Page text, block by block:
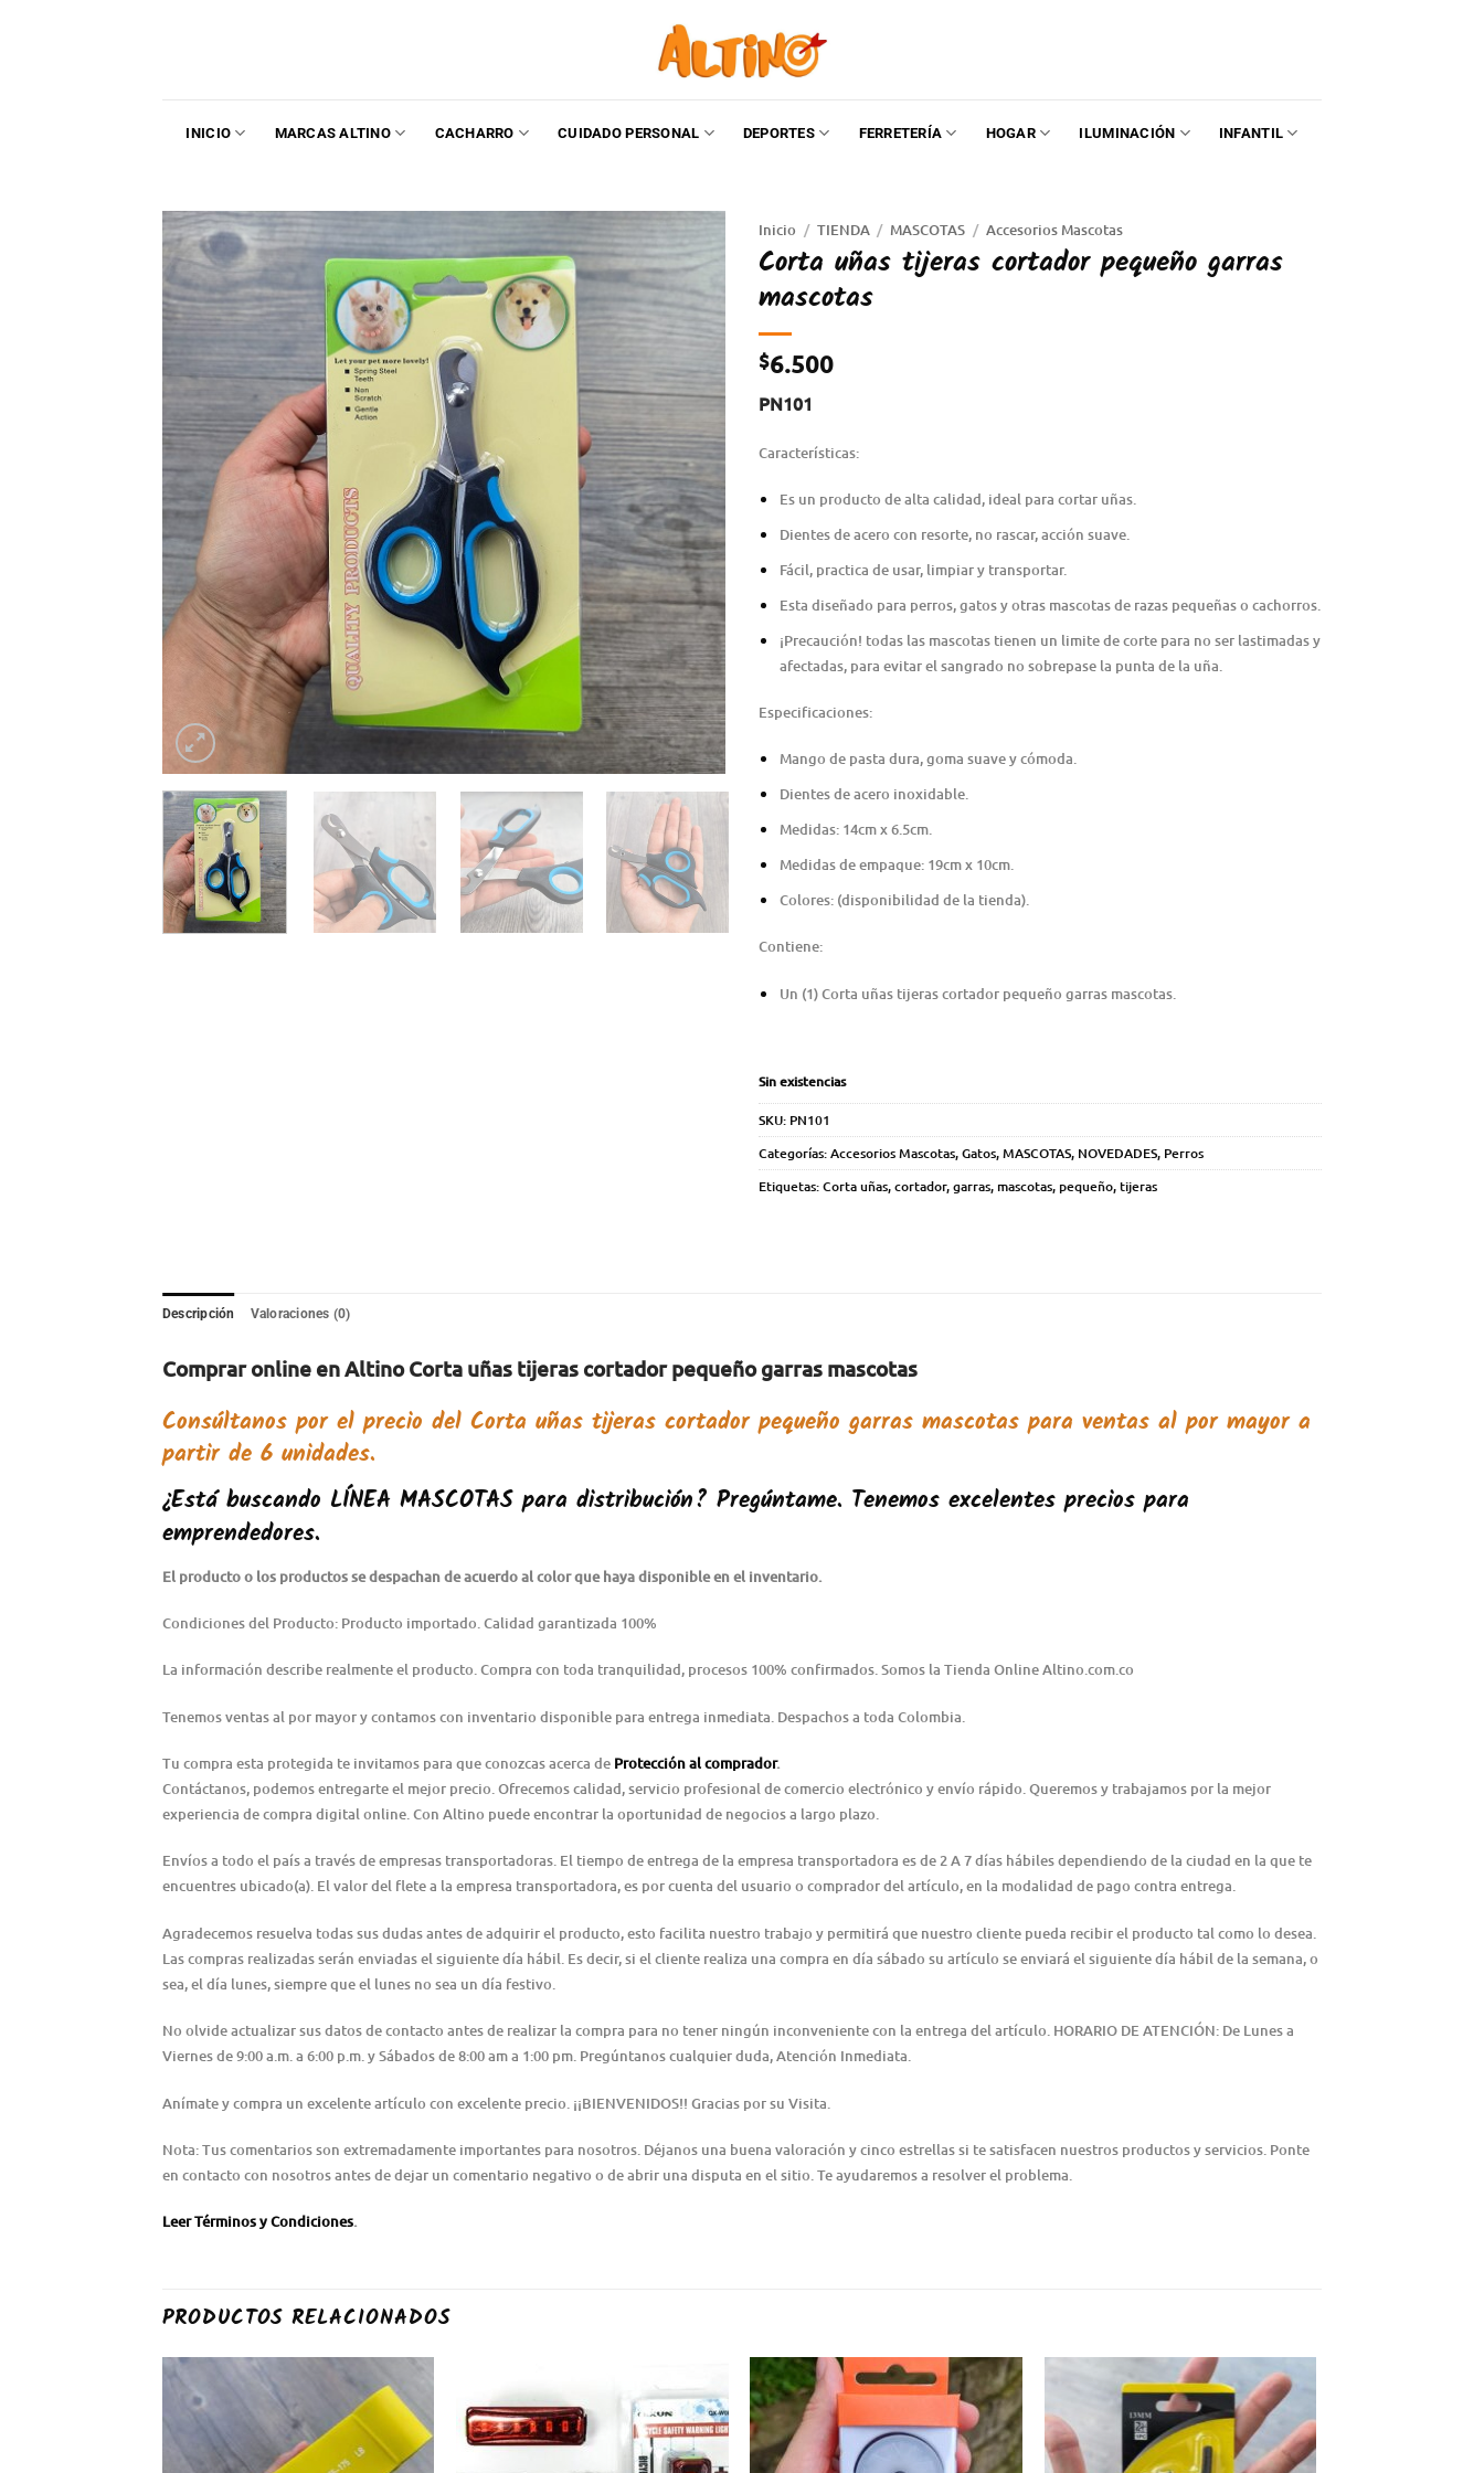
INICIO MARCAS ALTINO CACHARRO CUIDADO PERSONAL DEPORTES FERRETERÍA HOGAR ILUMINACIÓN INFANTIL
Inicio / TIENDA / MASCOTAS / Accesorios Mascotas
Corta uñas tijeras cortador pequeño garras
mascotas
$6.500
PN101
Características:
Es un producto de alta calidad, ideal para cortar uñas.
Dientes de acero con resorte, no rascar, acción suave.
Fácil, practica de usar, limpiar y transportar.
Esta diseñado para perros, gatos y otras mascotas de razas pequeñas o cachorros.
¡Precaución! todas las mascotas tienen un limite de corte para no ser lastimadas y
afectadas, para evitar el sangrado no sobrepase la punta de la uña.
Especificaciones:
Mango de pasta dura, goma suave y cómoda.
Dientes de acero inoxidable.
Medidas: 14cm x 6.5cm.
Medidas de empaque: 19cm x 10cm.
Colores: (disponibilidad de la tienda).
Contiene:
Un (1) Corta uñas tijeras cortador pequeño garras mascotas.
Sin existencias
SKU: PN101
Categorías:Accesorios Mascotas,Gatos,MASCOTAS, NOVEDADES, Perros
Etiquetas:Corta uñas,cortador,garras, mascotas, pequeño,tijeras
Descripción Valoraciones (0)
Comprar online en Altino Corta uñas tijeras cortador pequeño garras mascotas
Consúltanos por el precio del Corta uñas tijeras cortador pequeño garras mascotaspara ventas al por mayor a
partir de 6 unidades.
¿Está buscando LÍNEA MASCOTAS para distribución? Pregúntame. Tenemos excelentes precios para
emprendedores.
El producto o los productos se despachan de acuerdo al color que haya disponible en el inventario.
Condiciones del Producto: Producto importado. Calidad garantizada 100%
La información describe realmente el producto. Compra con toda tranquilidad, procesos 100% confirmados. Somos la Tienda Online Altino.com.co
Tenemos ventas al por mayor y contamos con inventario disponible para entrega inmediata. Despachos a toda Colombia.
Tu compra esta protegida te invitamos para que conozcas acerca de Protección al comprador.
Contáctanos, podemos entregarte el mejor precio. Ofrecemos calidad, servicio profesional de comercio electrónico y envío rápido. Queremos y trabajamos por la mejor
experiencia de compra digital online. Con Altino puede encontrar la oportunidad de negocios a largo plazo.
Envíos a todo el país a través de empresas transportadoras. El tiempo de entrega de la empresa transportadora es de 2 A 7 días hábiles dependiendo de la ciudad en la que te
encuentres ubicado(a). El valor del flete a la empresa transportadora, es por cuenta del usuario o comprador del artículo, en la modalidad de pago contra entrega.
Agradecemos resuelva todas sus dudas antes de adquirir el producto, esto facilita nuestro trabajo y permitirá que nuestro cliente pueda recibir el producto tal como lo desea.
Las compras realizadas serán enviadas el siguiente día hábil. Es decir, si el cliente realiza una compra en día sábado su artículo se enviará el siguiente día hábil de la semana, o
sea, el día lunes, siempre que el lunes no sea un día festivo.
No olvide actualizar sus datos de contacto antes de realizar la compra para no tener ningún inconveniente con la entrega del artículo. HORARIO DE ATENCIÓN: De Lunes a
Viernes de 9:00 a.m. a 6:00 p.m. y Sábados de 8:00 am a 1:00 pm. Pregúntanos cualquier duda, Atención Inmediata.
Anímate y compra un excelente artículo con excelente precio. ¡¡BIENVENIDOS!! Gracias por su Visita.
Nota: Tus comentarios son extremadamente importantes para nosotros. Déjanos una buena valoración y cinco estrellas si te satisfacen nuestros productos y servicios. Ponte
en contacto con nosotros antes de dejar un comentario negativo o de abrir una disputa en el sitio. Te ayudaremos a resolver el problema.
Leer Términos y Condiciones.
PRODUCTOS RELACIONADOS